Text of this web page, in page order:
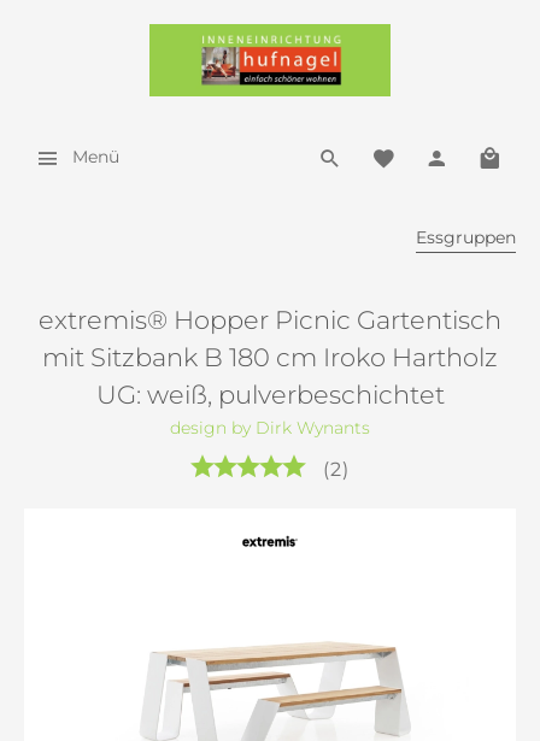
Menü
Essgruppen
extremis® Hopper Picnic Gartentisch
mit Sitzbank B 180 cm Iroko Hartholz
UG: weiß, pulverbeschichtet
design by Dirk Wynants
(2)